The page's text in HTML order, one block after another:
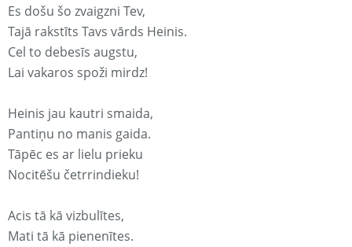
Es došu šo zvaigzni Tev,
Tajā rakstīts Tavs vārds Heinis.
Cel to debesīs augstu,
Lai vakaros spoži mirdz!
Heinis jau kautri smaida,
Pantiņu no manis gaida.
Tāpēc es ar lielu prieku
Nocitēšu četrrindieku!
Acis tā kā vizbulītes,
Mati tā kā pienenītes.